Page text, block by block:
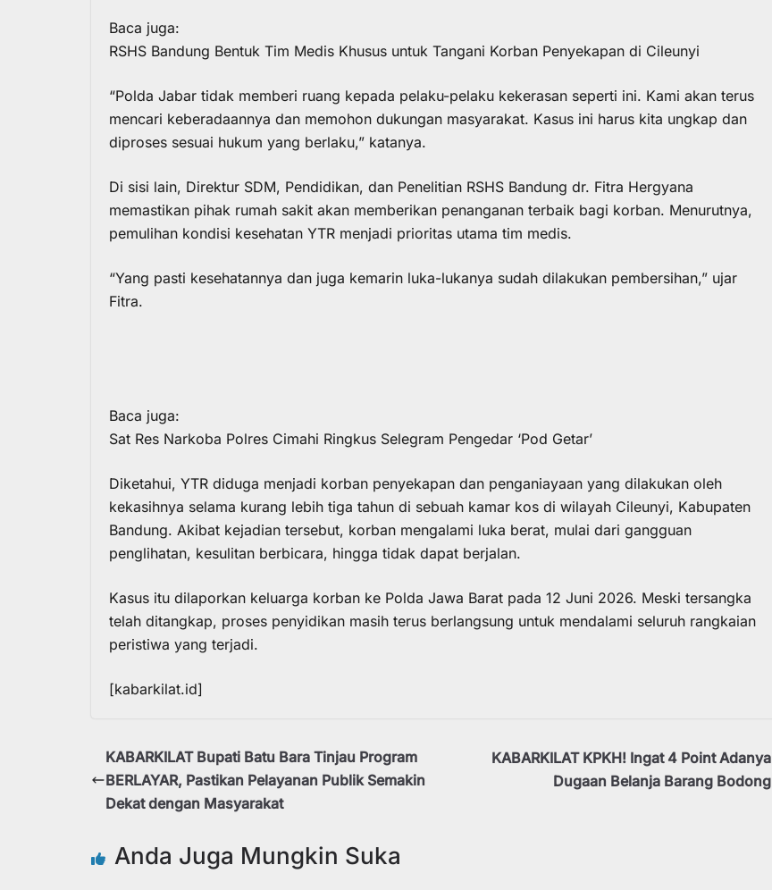
Baca juga:
RSHS Bandung Bentuk Tim Medis Khusus untuk Tangani Korban Penyekapan di Cileunyi
“Polda Jabar tidak memberi ruang kepada pelaku-pelaku kekerasan seperti ini. Kami akan terus
mencari keberadaannya dan memohon dukungan masyarakat. Kasus ini harus kita ungkap dan
diproses sesuai hukum yang berlaku,” katanya.
Di sisi lain, Direktur SDM, Pendidikan, dan Penelitian RSHS Bandung dr. Fitra Hergyana
memastikan pihak rumah sakit akan memberikan penanganan terbaik bagi korban. Menurutnya,
pemulihan kondisi kesehatan YTR menjadi prioritas utama tim medis.
“Yang pasti kesehatannya dan juga kemarin luka-lukanya sudah dilakukan pembersihan,” ujar
Fitra.
Baca juga:
Sat Res Narkoba Polres Cimahi Ringkus Selegram Pengedar ‘Pod Getar’
Diketahui, YTR diduga menjadi korban penyekapan dan penganiayaan yang dilakukan oleh
kekasihnya selama kurang lebih tiga tahun di sebuah kamar kos di wilayah Cileunyi, Kabupaten
Bandung. Akibat kejadian tersebut, korban mengalami luka berat, mulai dari gangguan
penglihatan, kesulitan berbicara, hingga tidak dapat berjalan.
Kasus itu dilaporkan keluarga korban ke Polda Jawa Barat pada 12 Juni 2026. Meski tersangka
telah ditangkap, proses penyidikan masih terus berlangsung untuk mendalami seluruh rangkaian
peristiwa yang terjadi.
[kabarkilat.id]
KABARKILAT Bupati Batu Bara Tinjau Program
BERLAYAR, Pastikan Pelayanan Publik Semakin
Dekat dengan Masyarakat
KABARKILAT KPKH! Ingat 4 Point Adanya
Dugaan Belanja Barang Bodong
Anda Juga Mungkin Suka